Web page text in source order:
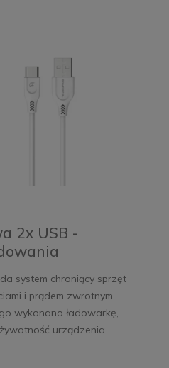
2x USB -
system chroniący sprzęt
i prądem zwrotnym.
wykonano ładowarkę,
urządzenia.